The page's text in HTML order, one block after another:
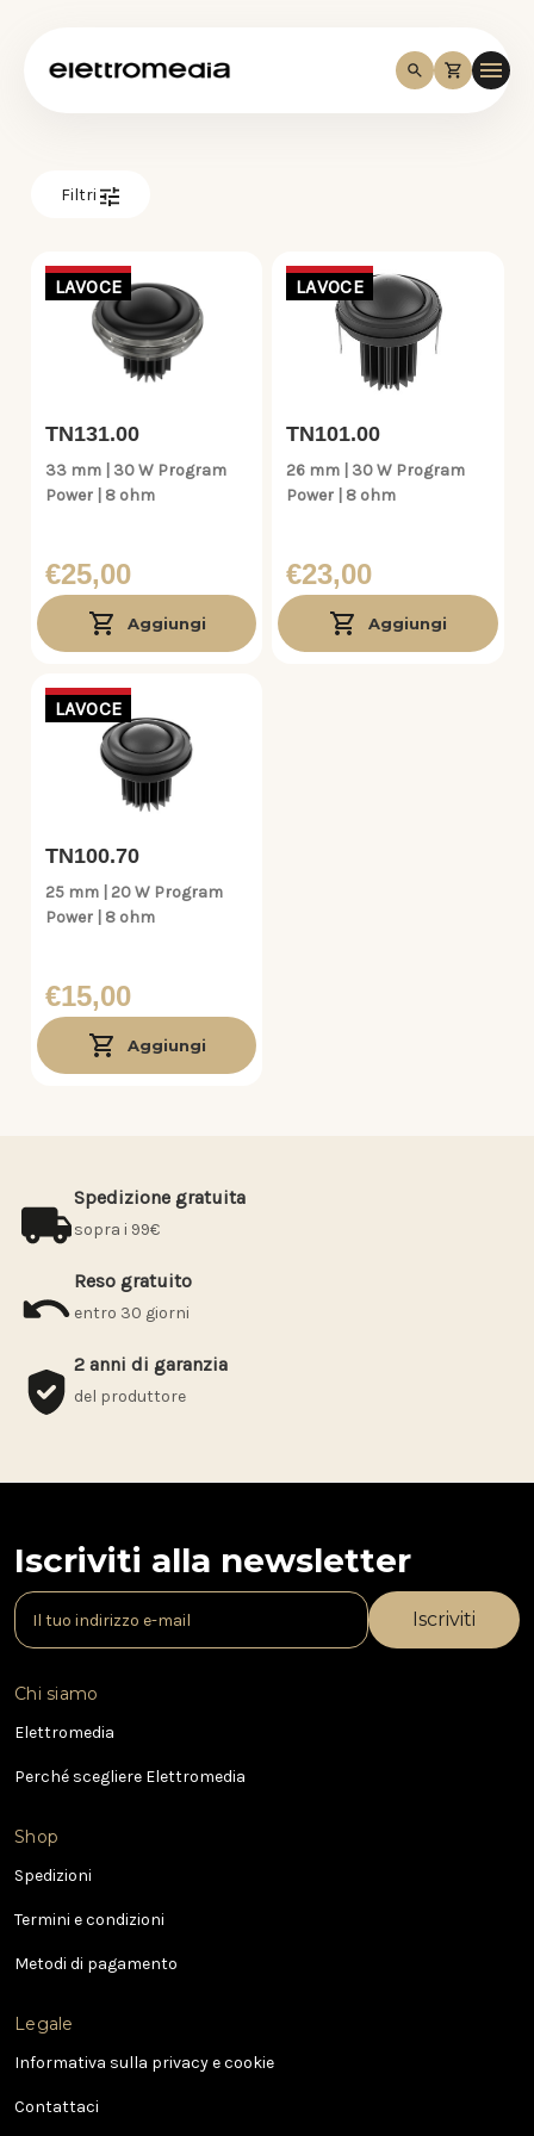
Filtri
LAVOCE
TN131.00
33 mm | 30 W Program
Power | 8 ohm
€25,00
Aggiungi
LAVOCE
TN101.00
26 mm | 30 W Program
Power | 8 ohm
€23,00
Aggiungi
LAVOCE
TN100.70
25 mm | 20 W Program
Power | 8 ohm
€15,00
Aggiungi
Spedizione gratuita
sopra i 99€
Reso gratuito
entro 30 giorni
2 anni di garanzia
del produttore
Iscriviti alla newsletter
I
n
r
i
z
e
m
i
l
Chi siamo
Elettromedia
Perché scegliere Elettromedia
Shop
Spedizioni
Termini e condizioni
Metodi di pagamento
Legale
Informativa sulla privacy e cookie
Contattaci